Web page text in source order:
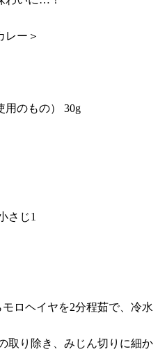
レー＞
用のもの） 30g
さじ1
ロヘイヤを2分程茹で、冷水
取り除き、みじん切りに細か